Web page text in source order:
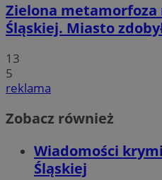
Zielona metamorfoza
Śląskiej. Miasto
13
5
reklama
Zobacz również
Wiadomości
Śląskiej